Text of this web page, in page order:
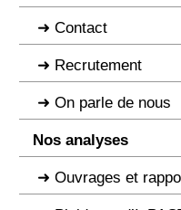
Contact
Recrutement
On parle de nous
Nos analyses
Ouvrages et